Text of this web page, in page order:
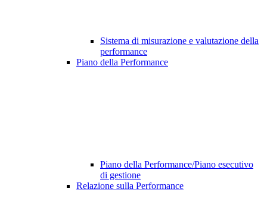
Sistema di misurazione e valutazione della
performance
Piano della Performance
Piano della Performance/Piano esecutivo
di gestione
Relazione sulla Performance